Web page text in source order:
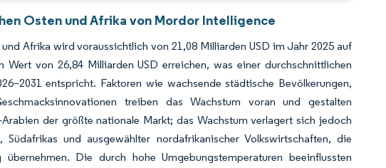
Osten und Afrika von Mordor Intelligence
Afrika wird voraussichtlich von 21,08 Milliarden USD im Jahr 2025 auf
von 26,84 Milliarden USD erreichen, was einer durchschnittlichen
entspricht. Faktoren wie wachsende städtische Bevölkerungen,
treiben das Wachstum voran und gestalten
der größte nationale Markt; das Wachstum verlagert sich jedoch
und ausgewählter nordafrikanischer Volkswirtschaften, die
Die durch hohe Umgebungstemperaturen beeinflussten